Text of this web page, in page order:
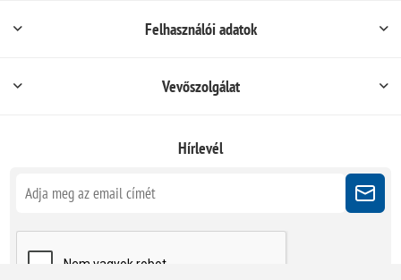
Felhasználói adatok
Vevőszolgálat
Hírlevél